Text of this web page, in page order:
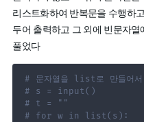
리스트화하여 반복문을 수행하
두어 출력하고 그 외에 빈문자
풀었다
# 문자열을 list로 만들어서
# s = input()
# t = ""
# for w in list(s):